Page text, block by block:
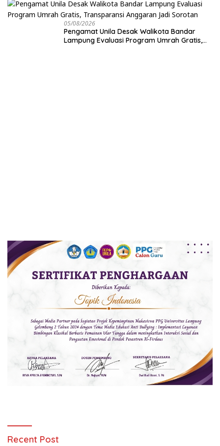
05/08/2026
Pengamat Unila Desak Walikota Bandar
Lampung Evaluasi Program Umrah Gratis,
Recent Post